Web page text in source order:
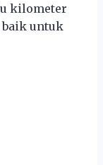
kilometer
baik untuk